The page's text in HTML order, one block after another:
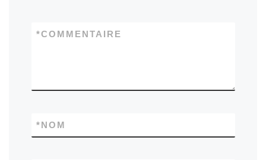
COMMENTAIRE
*
NOM
*